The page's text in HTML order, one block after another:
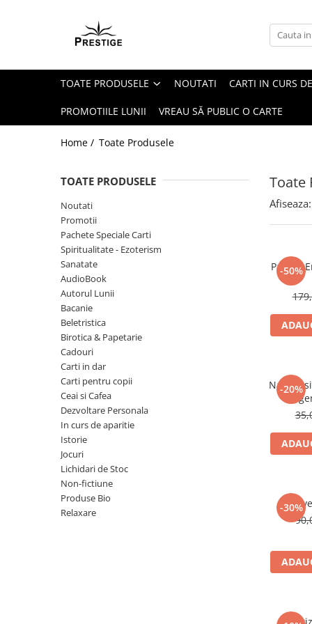
Toate Produsele
Pachete Speciale Carti
Spiritualitate - Ezoterism
AngelConnection
Chiromantie
Dezvoltare Spirituala
KidConnection
Minte Corp
New Illuminati Files
Numerologie
Paranormal
Parapsihologie
ReConnect
ScienceConnection
SelfConnect
TOATE PRODUSELE NOUTATI CARTI IN CURS
PROMOTIILE LUNII VREAU SĂ PUBLIC O CARTE
Home / Toate Produsele
Toate
TOATE PRODUSELE
Noutati
Promotii
Pachete Speciale Carti
Spiritualitate - Ezoterism
Sanatate
AudioBook
Autorul Lunii
Bacanie
Beletristica
Birotica & Papetarie
Cadouri
Carti in dar
Carti pentru copii
Ceai si Cafea
Dezvoltare Personala
In curs de aparitie
Istorie
Jocuri
Lichidari de Stoc
Non-fictiune
Produse Bio
Relaxare
Afiseaza:
-50%
Pachet
-20%
Natura
-30%